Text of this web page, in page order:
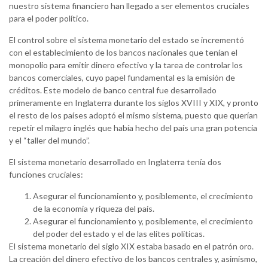
nuestro sistema financiero han llegado a ser elementos cruciales
para el poder político.
El control sobre el sistema monetario del estado se incrementó
con el establecimiento de los bancos nacionales que tenían el
monopolio para emitir dinero efectivo y la tarea de controlar los
bancos comerciales, cuyo papel fundamental es la emisión de
créditos. Este modelo de banco central fue desarrollado
primeramente en Inglaterra durante los siglos XVIII y XIX, y pronto
el resto de los países adoptó el mismo sistema, puesto que querían
repetir el milagro inglés que había hecho del país una gran potencia
y el “taller del mundo”.
El sistema monetario desarrollado en Inglaterra tenía dos
funciones cruciales:
Asegurar el funcionamiento y, posiblemente, el crecimiento
de la economía y riqueza del país.
Asegurar el funcionamiento y, posiblemente, el crecimiento
del poder del estado y el de las elites políticas.
El sistema monetario del siglo XIX estaba basado en el patrón oro.
La creación del dinero efectivo de los bancos centrales y, asimismo,